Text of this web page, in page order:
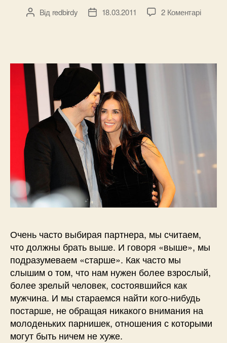
Автор
Від redbirdy
Дата18.03.2011 2 Коментарідо
Очень часто выбирая партнера, мы считаем,
что должны брать выше. И говоря «выше», мы
подразумеваем «старше». Как часто мы
слышим о том, что нам нужен более взрослый,
более зрелый человек, состоявшийся как
мужчина. И мы стараемся найти кого-нибудь
постарше, не обращая никакого внимания на
молоденьких парнишек, отношения с которыми
могут быть ничем не хуже.